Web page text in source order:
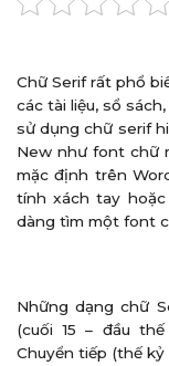
Chữ Serif rất phổ
các tài liệu, sổ
sử dụng chữ serif
New như font chữ
mặc định trên
tính xách tay
dàng tìm một font
Những dạng chữ
(cuối 15 – đầu
Chuyển tiếp (thế kỷ